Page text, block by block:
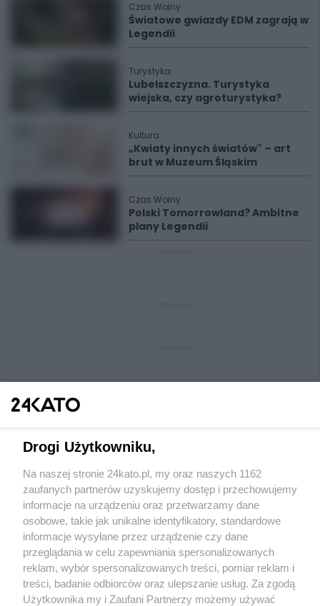
Czas Wolny
Światowe gwiazdy EDM zagrają w
Legendii
Turystyka
Lubelszczyzna. Turystyka
wiejska, czy agroturystyka?
Kultura
„Kwiaty innych światów" – art
brut w Muzeum Śląskim
Czas Wolny
Polski Tomorrowland? Ambitne
plany Legendii
Wydawca mediów lokalnych
Nie zapomnij
zapoznać się z:
polityką prywatności regulamin korzystania z portali
Drogi Użytkowniku,
Na naszej stronie 24kato.pl, my oraz naszych 1162
zaufanych partnerów uzyskujemy dostęp i przechowujemy
informacje na urządzeniu oraz przetwarzamy dane
osobowe, takie jak unikalne identyfikatory, standardowe
informacje wysyłane przez urządzenie czy dane
przeglądania w celu zapewniania spersonalizowanych
reklam, wybór spersonalizowanych treści, pomiar reklam i
treści, badanie odbiorców oraz ulepszanie usług. Za zgodą
Użytkownika my i Zaufani Partnerzy możemy używać